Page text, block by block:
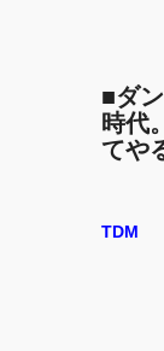
■ダ
時代
てや
TDM